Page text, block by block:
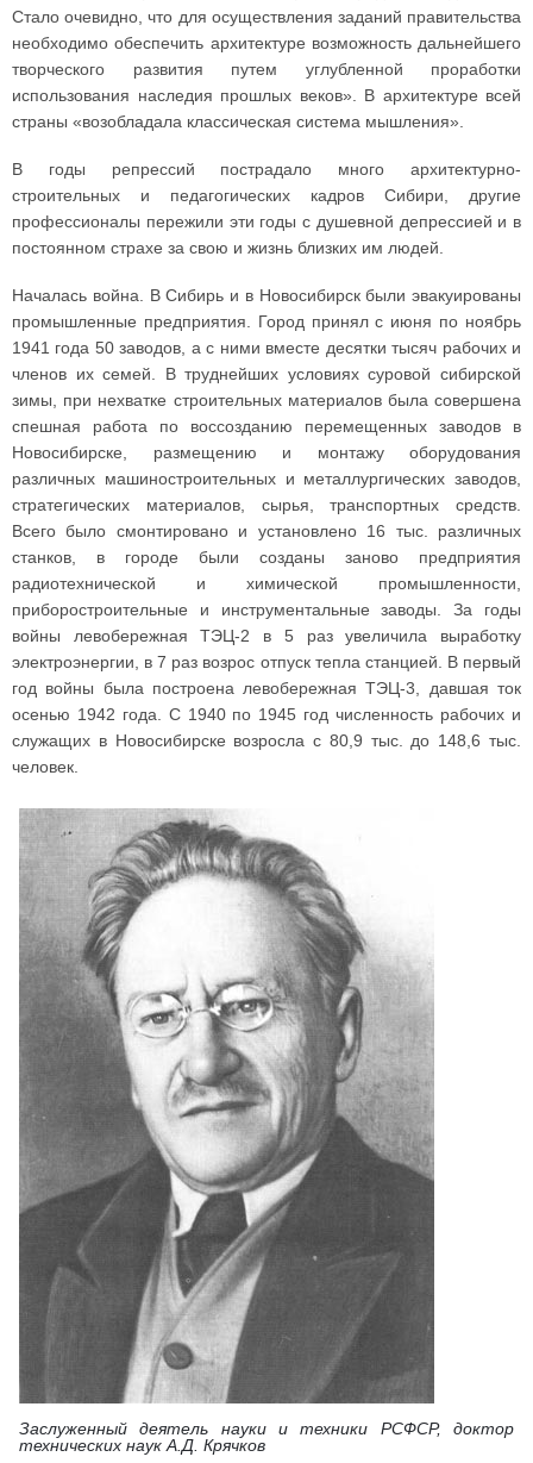
Стало очевидно, что для осуществления заданий правительства
необходимо обеспечить архитектуре возможность дальнейшего
творческого развития путем углубленной проработки
использования наследия прошлых веков». В архитектуре всей
страны «возобладала классическая система мышления».
В годы репрессий пострадало много архитектурно-
строительных и педагогических кадров Сибири, другие
профессионалы пережили эти годы с душевной депрессией и в
постоянном страхе за свою и жизнь близких им людей.
Началась война. В Сибирь и в Новосибирск были эвакуированы
промышленные предприятия. Город принял с июня по ноябрь
1941 года 50 заводов, а с ними вместе десятки тысяч рабочих и
членов их семей. В труднейших условиях суровой сибирской
зимы, при нехватке строительных материалов была совершена
спешная работа по воссозданию перемещенных заводов в
Новосибирске, размещению и монтажу оборудования
различных машиностроительных и металлургических заводов,
стратегических материалов, сырья, транспортных средств.
Всего было смонтировано и установлено 16 тыс. различных
станков, в городе были созданы заново предприятия
радиотехнической и химической промышленности,
приборостроительные и инструментальные заводы. За годы
войны левобережная ТЭЦ-2 в 5 раз увеличила выработку
электроэнергии, в 7 раз возрос отпуск тепла станцией. В первый
год войны была построена левобережная ТЭЦ-3, давшая ток
осенью 1942 года. С 1940 по 1945 год численность рабочих и
служащих в Новосибирске возросла с 80,9 тыс. до 148,6 тыс.
человек.
Заслуженный деятель науки и техники РСФСР, доктор
технических наук А.Д. Крячков